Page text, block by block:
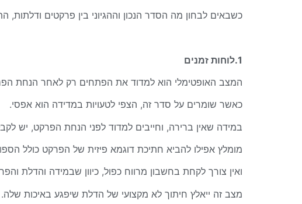
כשבאים לבחון מה הסדר הנכון וההגיוני בין פרקטים
1.לוחות זמנים
המצב האופטימלי הוא למדוד את הפתחים רק לאחר הנחת
כאשר שומרים על סדר זה, הצפי לטעויות במדידה הוא אפסי.
במידה שאין ברירה, וחייבים למדוד לפני הנחת הפרקט, יש
מומלץ אפילו להביא חתיכת דוגמא פיזית של הפרקט כולל
ואין צורך לקחת בחשבון מרווח כפול, כיוון שבמידה והדלת
מצב זה ייאלץ חיתוך לא מקצועי של הדלת שיפגע באיכות שלה.